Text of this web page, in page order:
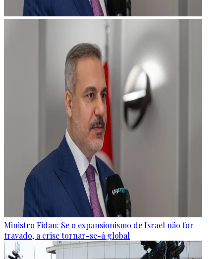
Ministro Fidan: Se o expansionismo de Israel não for
travado, a crise tornar-se-á global